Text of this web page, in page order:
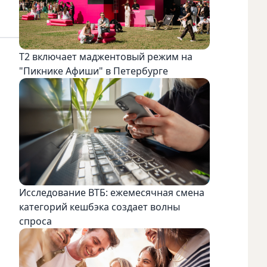
Т2 включает маджентовый режим на
"Пикнике Афиши" в Петербурге
Исследование ВТБ: ежемесячная смена
категорий кешбэка создает волны
спроса